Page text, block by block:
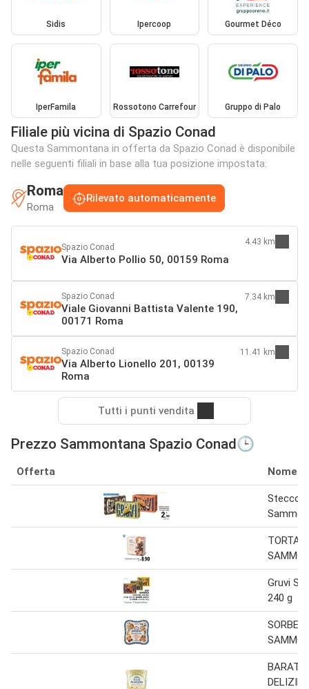
Sidis Ipercoop Gourmet Déco
IperFamila Rossotono Carrefour Gruppo di Palo
Filiale più vicina di Spazio Conad
Questa Sammontana in offerta da Spazio Conad è disponibile
nelle seguenti filiali in base alla tua posizione impostata:
Roma
Roma
Rilevato automaticamente
Spazio Conad
Via Alberto Pollio 50, 00159 Roma
4.43 km
Spazio Conad
Viale Giovanni Battista Valente 190,
00171 Roma
7.34 km
Spazio Conad
Via Alberto Lionello 201, 00139
Roma
11.41 km
Tutti i punti vendita
Prezzo Sammontana Spazio Conad🕒
Offerta Nome
Stecco
TORTA
Gruvi
240 g
DELIZIE